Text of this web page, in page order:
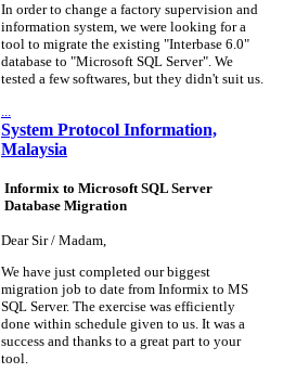
In order to change a factory supervision and
information system, we were looking for a
tool to migrate the existing "Interbase 6.0"
database to "Microsoft SQL Server". We
tested a few softwares, but they didn't suit us.
System Protocol Information,
Malaysia
Informix to Microsoft SQL Server
Database Migration
Dear Sir / Madam,
We have just completed our biggest
migration job to date from Informix to MS
SQL Server. The exercise was efficiently
done within schedule given to us. It was a
success and thanks to a great part to your
tool.